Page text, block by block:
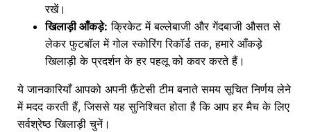
रखें।
खिलाड़ी आँकड़े: क्रिकेट में बल्लेबाजी और गेंदबाजी औसत से
लेकर फुटबॉल में गोल स्कोरिंग रिकॉर्ड तक, हमारे आँकड़े
खिलाड़ी के प्रदर्शन के हर पहलू को कवर करते हैं।
ये जानकारियाँ आपको अपनी फ़ैंटेसी टीम बनाते समय सूचित निर्णय लेने
में मदद करती हैं, जिससे यह सुनिश्चित होता है कि आप हर मैच के लिए
सर्वश्रेष्ठ खिलाड़ी चुनें।